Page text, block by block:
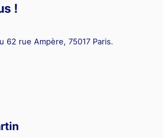
!
62 rue Ampère, 75017 Paris.